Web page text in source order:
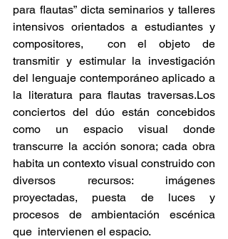
para flautas” dicta seminarios y talleres
intensivos orientados a estudiantes y
compositores,  con el objeto de
transmitir y estimular la investigación
del lenguaje contemporáneo aplicado a
la literatura para flautas traversas.Los
conciertos del dúo están concebidos
como un espacio visual donde
transcurre la acción sonora; cada obra
habita un contexto visual construido con
diversos recursos: imágenes
proyectadas, puesta de luces y
procesos de ambientación escénica
que  intervienen el espacio.